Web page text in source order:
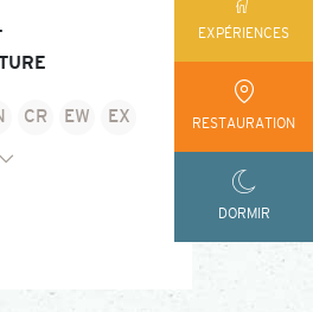
EXPÉRIENCES
RESTAURATION
DORMIR
CR EW EX
Éteint